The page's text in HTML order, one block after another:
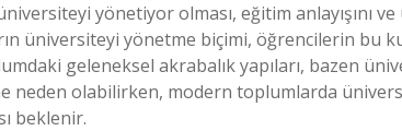
yönetiyor olması, eğitim anlayışını
üniversiteyi yönetme biçimi, öğrencilerin bu
geleneksel akrabalık yapıları, bazen
neden olabilirken, modern toplumlarda
beklenir.